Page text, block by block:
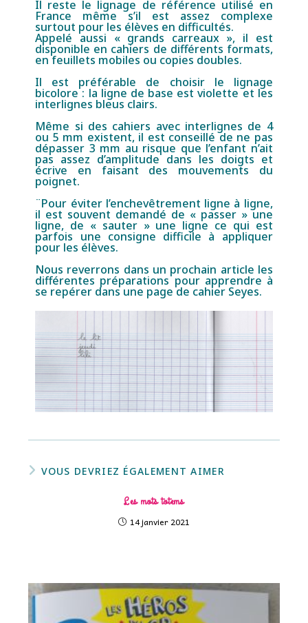
Il reste le lignage de référence utilisé en
France même s’il est assez complexe
surtout pour les élèves en difficultés.
Appelé aussi « grands carreaux », il est
disponible en cahiers de différents formats,
en feuillets mobiles ou copies doubles.
Il est préférable de choisir le lignage
bicolore : la ligne de base est violette et les
interlignes bleus clairs.
Même si des cahiers avec interlignes de 4
ou 5 mm existent, il est conseillé de ne pas
dépasser 3 mm au risque que l’enfant n’ait
pas assez d’amplitude dans les doigts et
écrive en faisant des mouvements du
poignet.
¨Pour éviter l’enchevêtrement ligne à ligne,
il est souvent demandé de « passer » une
ligne, de « sauter » une ligne ce qui est
parfois une consigne difficile à appliquer
pour les élèves.
Nous reverrons dans un prochain article les
différentes préparations pour apprendre à
se repérer dans une page de cahier Seyes.
VOUS DEVRIEZ ÉGALEMENT AIMER
Les mots totems
14 janvier 2021